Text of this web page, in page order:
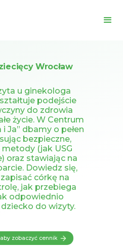
Wrocław
u ginekologa
podejście
do zdrowia
życie. W Centrum
Ja” dbamy o pełen
bezpieczne,
(jak USG
oraz stawiając na
Dowiedz się,
córkę na
jak przebiega
odpowiednio
do wizyty.
zobaczyć cennik